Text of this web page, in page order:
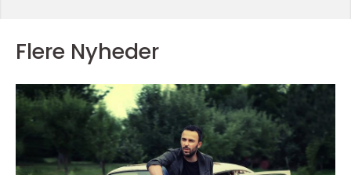
Flere Nyheder